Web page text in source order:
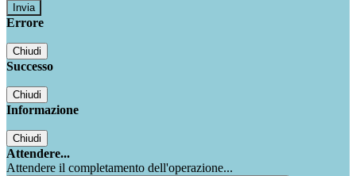
Errore
Chiudi
Successo
Chiudi
Informazione
Chiudi
Attendere...
Attendere il completamento dell'operazione...